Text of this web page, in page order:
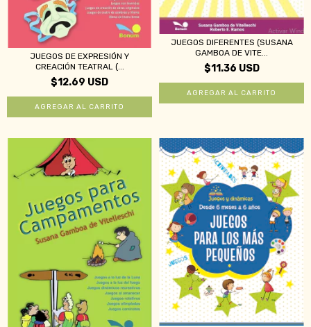
JUEGOS DE EXPRESIÓN Y
CREACIÓN TEATRAL (...
$12.69 USD
JUEGOS DIFERENTES (SUSANA
GAMBOA DE VITE...
$11.36 USD